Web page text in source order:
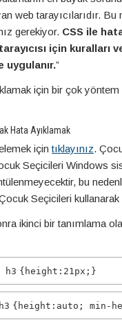
web tarayıcılarıdır.
gerekiyor. CSS ile
için
uygulanır.”
için bir çok yöntem
Hata Ayıklamak
içintıklayınız.
Seçicileri Windows
bu
Seçicileri kullanarak
ikinci bir tanımlama
h3 { height : 21px ;}
3 { height : auto ;min-